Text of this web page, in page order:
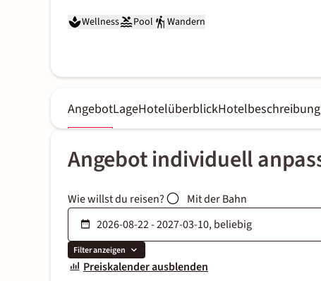
Wellness Pool Wandern
AngebotLageHotelüberblickHotelbeschreibung
Angebot individuell
Wie willst du reisen? Mit der Bahn
Filter anzeigen
Preiskalender ausblenden